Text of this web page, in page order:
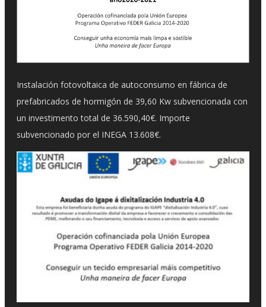
Instalación fotovoltaica de autoconsumo en fábrica de
prefabricados de hormigón de 39,60 Kw subvencionada con
un investimento total de 36.590,40€. Importe
subvencionado por el INEGA 13.608€.